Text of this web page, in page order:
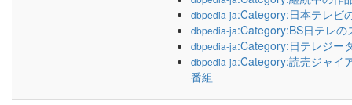
dbpedia-ja:Category:日本テレビ
dbpedia-ja:Category:BS日テレの
dbpedia-ja:Category:日テレジー
dbpedia-ja:Category:読売ジャイ
番組